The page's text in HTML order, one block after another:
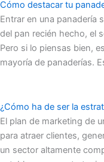
Cómo destacar tu
Entrar en una panadería
del pan recién hecho, el
Pero si lo piensas bien,
mayoría de panaderías.
¿Cómo ha de ser la
El plan de marketing de
para atraer clientes,
un sector altamente